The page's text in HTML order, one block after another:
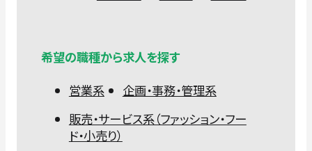
希望の職種から求人を探す
営業系
企画・事務・管理系
販売・サービス系（ファッション・フー
ド・小売り）